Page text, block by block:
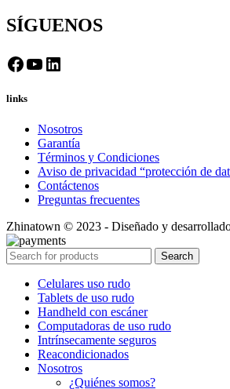
SÍGUENOS
Facebook
YouTube
LinkedIn
links
Nosotros
Garantía
Términos y Condiciones
Aviso de privacidad “protección de
Contáctenos
Preguntas frecuentes
Zhinatown © 2023 - Diseñado y
Search
Celulares uso rudo
Tablets de uso rudo
Handheld con escáner
Computadoras de uso rudo
Intrínsecamente seguros
Reacondicionados
Nosotros
¿Quiénes somos?